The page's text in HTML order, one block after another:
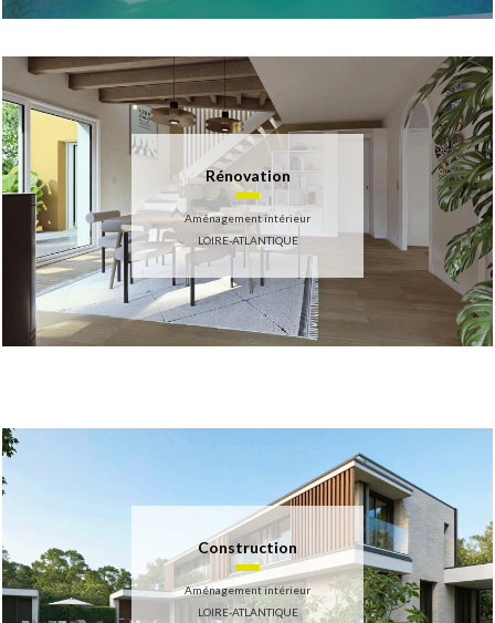
Rénovation
Aménagement intérieur
LOIRE-ATLANTIQUE
Construction
Aménagement intérieur
LOIRE-ATLANTIQUE